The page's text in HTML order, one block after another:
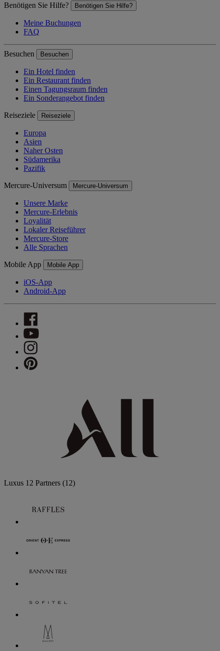
Benötigen Sie Hilfe?
Benötigen Sie Hilfe?
Meine Buchungen
FAQ
Besuchen Besuchen
Ein Hotel finden
Ein Restaurant finden
Einen Tagungsraum finden
Ein Sonderangebot finden
Reiseziele Reiseziele
Europa
Asien
Naher Osten
Südamerika
Pazifik
Mercure-Universum Mercure-Universum
Unsere Marke
Mercure-Erlebnis
Loyalität
Lokaler Reiseführer
Mercure-Store
Alle Sprachen
Mobile App Mobile App
iOS-App
Android-App
Luxus 12 Partners (12)